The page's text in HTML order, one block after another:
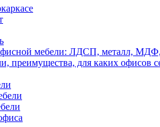
мебели: ЛДСП, металл, МДФ,
преимущества, для каких офисов